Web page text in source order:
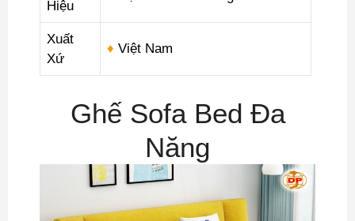
Hiệu
Xuất
Xứ
♦ Việt Nam
Ghế Sofa Bed Đa
Năng